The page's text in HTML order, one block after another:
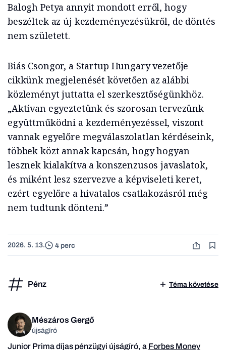
Balogh Petya annyit mondott erről, hogy
beszéltek az új kezdeményezésükről, de döntés
nem született.
Biás Csongor, a Startup Hungary vezetője
cikkünk megjelenését követően az alábbi
közleményt juttatta el szerkesztőségünkhöz.
„Aktívan egyeztetünk és szorosan tervezünk
együttműködni a kezdeményezéssel, viszont
vannak egyelőre megválaszolatlan kérdéseink,
többek közt annak kapcsán, hogy hogyan
lesznek kialakítva a konszenzusos javaslatok,
és miként lesz szervezve a képviseleti keret,
ezért egyelőre a hivatalos csatlakozásról még
nem tudtunk dönteni.”
2026. 5. 13. 4 perc
Pénz Téma követése
Mészáros Gergő
újságíró
Junior Prima díjas pénzügyi újságíró, a Forbes Money